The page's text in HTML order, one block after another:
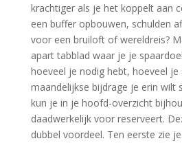
krachtiger als je het koppelt aan
een buffer opbouwen, schulden
voor een bruiloft of wereldreis?
apart tabblad waar je je
hoeveel je nodig hebt, hoeveel je
maandelijkse bijdrage je erin wilt
kun je in je hoofd-overzicht
daadwerkelijk voor reserveert.
dubbel voordeel. Ten eerste zie